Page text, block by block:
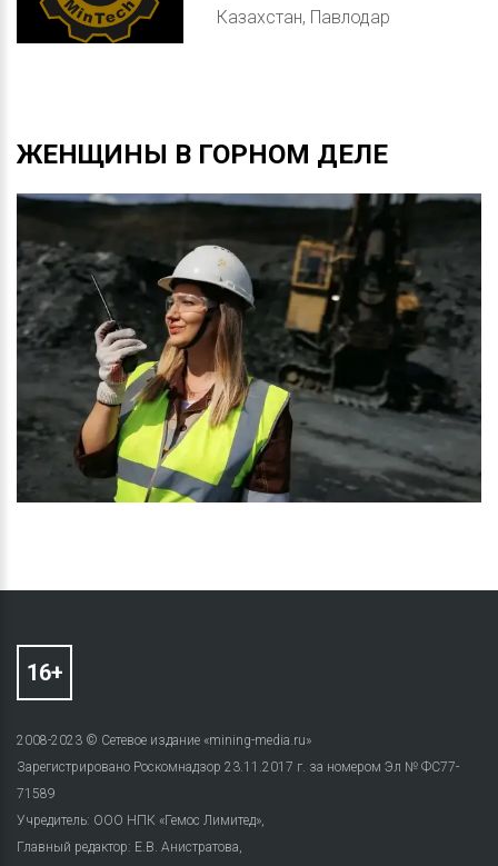
Казахстан, Павлодар
ЖЕНЩИНЫ В ГОРНОМ ДЕЛЕ
2008-2023 © Сетевое издание «mining-media.ru»
Зарегистрировано Роскомнадзор 23.11.2017 г. за номером Эл № ФС77-
71589
Учредитель: ООО НПК «Гемос Лимитед»,
Главный редактор: Е.В. Анистратова,